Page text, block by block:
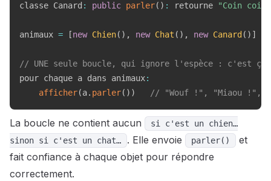
classe Canard : public parler( ) : retourne "Coin
animaux = [new Chien( ) , new Chat ( ) , new Canard ( ) ]
// UNE seule boucle, qui ignore l'espèce : c'est ça,
pour chaque a dans animaux:
afficher(a. parler( ) ) // "Wouf !", "Miaou !",
La boucle ne contient aucun
si c'est un chien…
sinon si c'est un chat…
. Elle envoie parler()
et
fait confiance à chaque objet pour répondre
correctement.